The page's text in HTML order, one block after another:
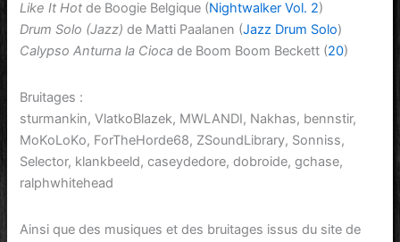
Like It Hot de Boogie Belgique (Nightwalker Vol. 2)
Drum Solo (Jazz) de Matti Paalanen (Jazz Drum Solo)
Calypso Anturna la Ciocade Boom Boom Beckett (20)
Bruitages :
sturmankin, VlatkoBlazek, MWLANDI, Nakhas, bennstir,
MoKoLoKo, ForTheHorde68, ZSoundLibrary, Sonniss,
Selector, klankbeeld, caseydedore, dobroide, gchase,
ralphwhitehead
Ainsi que des musiques et des bruitages issus du site de